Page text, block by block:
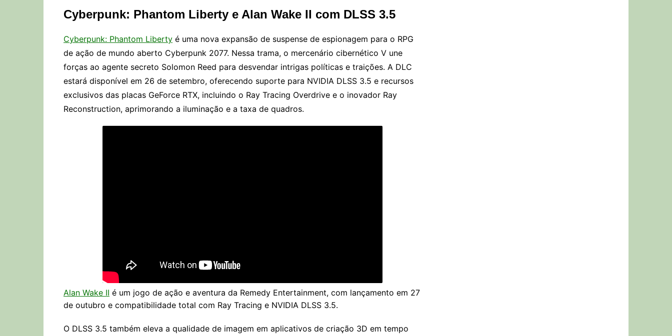
Cyberpunk: Phantom Liberty e Alan Wake II com DLSS 3.5
Cyberpunk: Phantom Liberty é uma nova expansão de suspense de espionagem para o RPG
de ação de mundo aberto Cyberpunk 2077. Nessa trama, o mercenário cibernético V une
forças ao agente secreto Solomon Reed para desvendar intrigas políticas e traições. A DLC
estará disponível em 26 de setembro, oferecendo suporte para NVIDIA DLSS 3.5 e recursos
exclusivos das placas GeForce RTX, incluindo o Ray Tracing Overdrive e o inovador Ray
Reconstruction, aprimorando a iluminação e a taxa de quadros.
Alan Wake II é um jogo de ação e aventura da Remedy Entertainment, com lançamento em 27
de outubro e compatibilidade total com Ray Tracing e NVIDIA DLSS 3.5.
O DLSS 3.5 também eleva a qualidade de imagem em aplicativos de criação 3D em tempo